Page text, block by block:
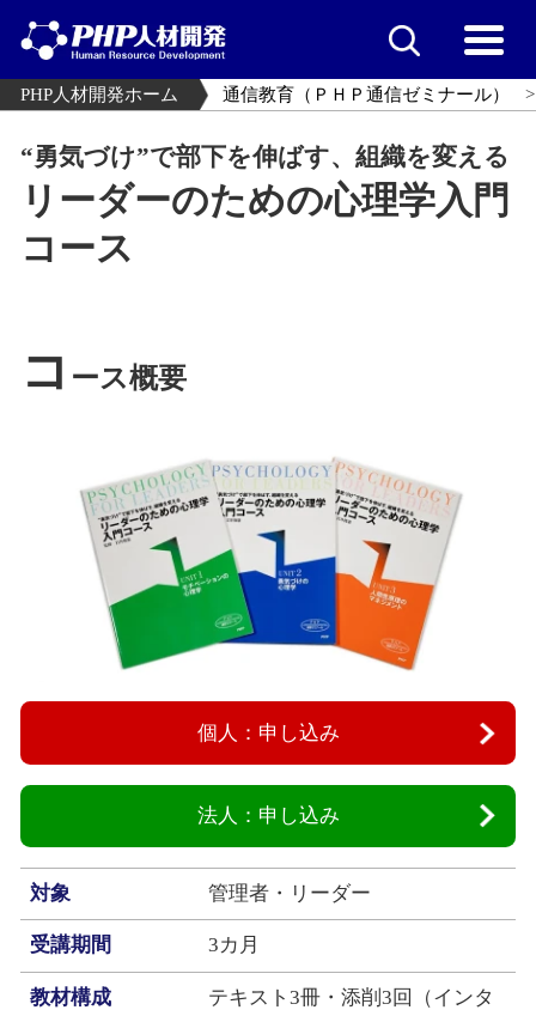
PHP人材開発ホーム 通信教育（ＰＨＰ通信ゼミナール）
“勇気づけ”で部下を伸ばす、組織を変える
リーダーのための心理学入門
コース
コ ース概要
個人：申し込み
法人：申し込み
対象 管理者・リーダー
受講期間 3カ月
教材構成
テキスト3冊・添削3回（インタ